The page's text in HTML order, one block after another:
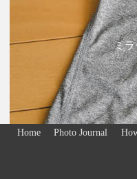
ミラ
Home Photo Journal